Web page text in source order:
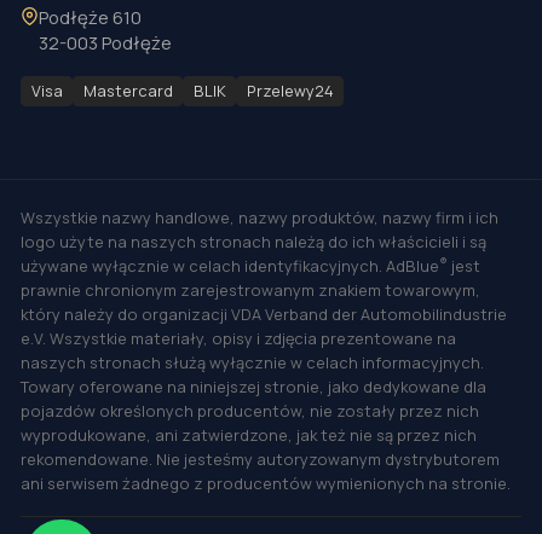
Podłęże 610
32-003 Podłęże
Visa Mastercard BLIK Przelewy24
Wszystkie nazwy handlowe, nazwy produktów, nazwy firm i ich
logo użyte na naszych stronach należą do ich właścicieli i są
używane wyłącznie w celach identyfikacyjnych. AdBlue® jest
prawnie chronionym zarejestrowanym znakiem towarowym,
który należy do organizacji VDA Verband der Automobilindustrie
e.V. Wszystkie materiały, opisy i zdjęcia prezentowane na
naszych stronach służą wyłącznie w celach informacyjnych.
Towary oferowane na niniejszej stronie, jako dedykowane dla
pojazdów określonych producentów, nie zostały przez nich
wyprodukowane, ani zatwierdzone, jak też nie są przez nich
rekomendowane. Nie jesteśmy autoryzowanym dystrybutorem
ani serwisem żadnego z producentów wymienionych na stronie.